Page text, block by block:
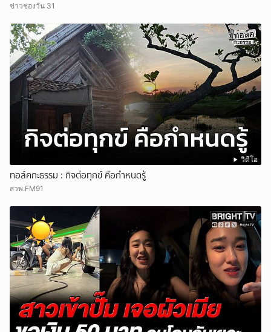
ข่าวช่องวัน 31
วิดีโอ
ทอล์คกะธรรม : กิจต่อทุกข์ คือกำหนดรู้
สวพ.FM91